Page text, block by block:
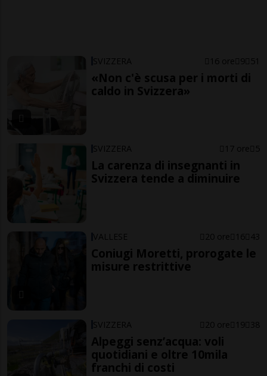
SVIZZERA 16 ore 9 51
«Non c'è scusa per i morti di
caldo in Svizzera»
SVIZZERA 17 ore 5
La carenza di insegnanti in
Svizzera tende a diminuire
VALLESE 20 ore 16 43
Coniugi Moretti, prorogate le
misure restrittive
SVIZZERA 20 ore 19 38
Alpeggi senz’acqua: voli
quotidiani e oltre 10mila
franchi di costi